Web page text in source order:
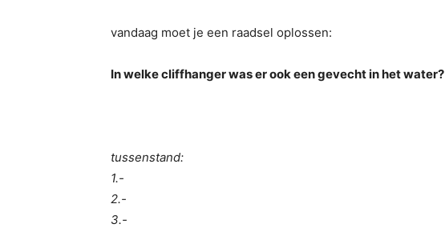
vandaag moet je een raadsel oplossen:
In welke cliffhanger was er ook een gevecht in het water?
tussenstand:
1.-
2.-
3.-